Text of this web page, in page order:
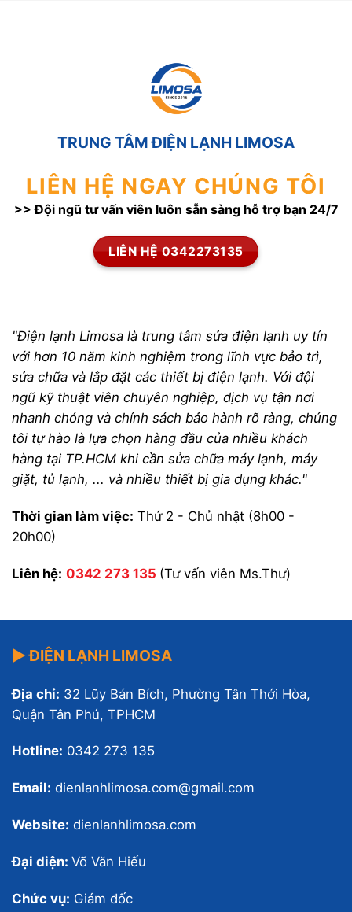
TRUNG TÂM ĐIỆN LẠNH LIMOSA
LIÊN HỆ NGAY CHÚNG TÔI
>> Đội ngũ tư vấn viên luôn sẵn sàng hỗ trợ bạn 24/7
LIÊN HỆ 0342273135
"Điện lạnh Limosa là trung tâm sửa điện lạnh uy tín
với hơn 10 năm kinh nghiệm trong lĩnh vực bảo trì,
sửa chữa và lắp đặt các thiết bị điện lạnh. Với đội
ngũ kỹ thuật viên chuyên nghiệp, dịch vụ tận nơi
nhanh chóng và chính sách bảo hành rõ ràng, chúng
tôi tự hào là lựa chọn hàng đầu của nhiều khách
hàng tại TP.HCM khi cần sửa chữa máy lạnh, máy
giặt, tủ lạnh, ... và nhiều thiết bị gia dụng khác."
Thời gian làm việc: Thứ 2 - Chủ nhật (8h00 -
20h00)
Liên hệ: 0342 273 135 (Tư vấn viên Ms.Thư)
▶ ĐIỆN LẠNH LIMOSA
Địa chỉ: 32 Lũy Bán Bích, Phường Tân Thới Hòa,
Quận Tân Phú, TPHCM
Hotline: 0342 273 135
Email: dienlanhlimosa.com@gmail.com
Website: dienlanhlimosa.com
Đại diện: Võ Văn Hiếu
Chức vụ: Giám đốc